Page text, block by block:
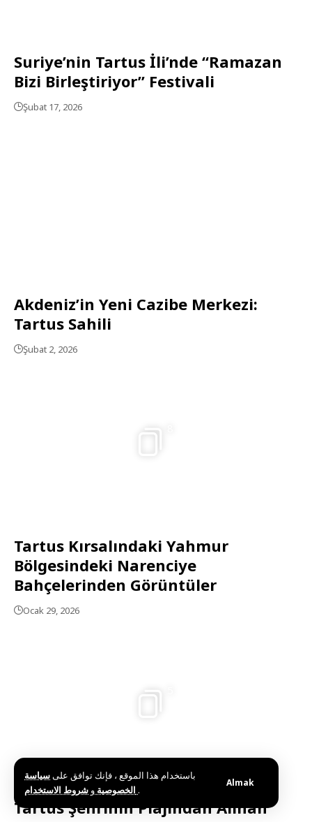
باستخدام هذا الموقع ، فإنك توافق علىسياسة
الخصوصية و .
Almak
Suriye’nin Tartus İli’nde “Ramazan
Bizi Birleştiriyor” Festivali
Şubat 17, 2026
Akdeniz’in Yeni Cazibe Merkezi:
Tartus Sahili
Şubat 2, 2026
Tartus Kırsalındaki Yahmur
Bölgesindeki Narenciye
Bahçelerinden Görüntüler
Ocak 29, 2026
Tartus Şehrinin Plajından Alınan